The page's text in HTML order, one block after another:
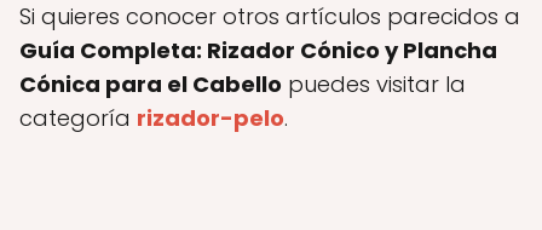
Si quieres conocer otros artículos parecidos a
Guía Completa: Rizador Cónico y Plancha
Cónica para el Cabello puedes visitar la
categoría rizador-pelo.